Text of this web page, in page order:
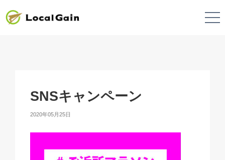
SNSキャンペーン
2020年05月25日